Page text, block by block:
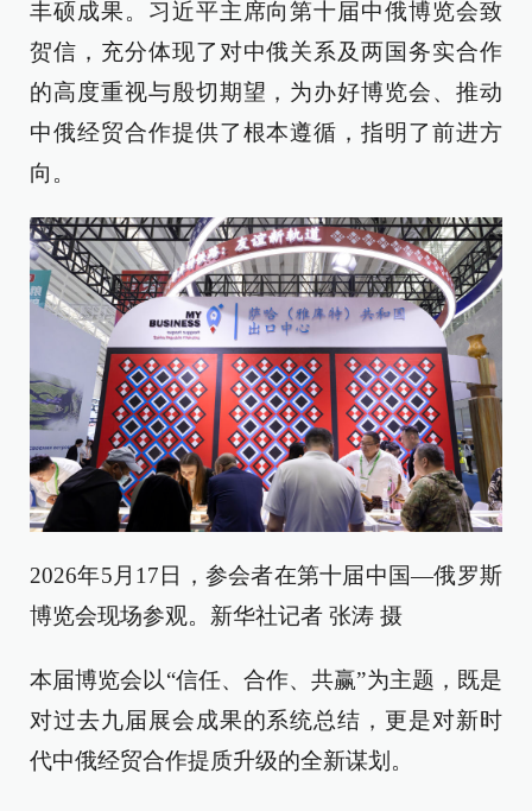
丰硕成果。习近平主席向第十届中俄博览会致
贺信，充分体现了对中俄关系及两国务实合作
的高度重视与殷切期望，为办好博览会、推动
中俄经贸合作提供了根本遵循，指明了前进方
向。
2026年5月17日，参会者在第十届中国—俄罗斯
博览会现场参观。新华社记者 张涛 摄
本届博览会以“信任、合作、共赢”为主题，既是
对过去九届展会成果的系统总结，更是对新时
代中俄经贸合作提质升级的全新谋划。